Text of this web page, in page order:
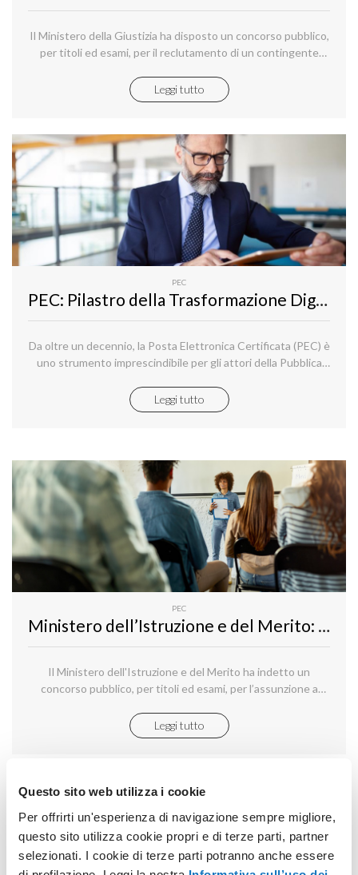
Questo sito web utilizza i cookie
Per offrirti un'esperienza di navigazione sempre migliore,
questo sito utilizza cookie propri e di terze parti, partner
selezionati. I cookie di terze parti potranno anche essere
Il Ministero della Giustizia ha disposto un concorso pubblico,
per titoli ed esami, per il reclutamento di un contingente
non dirigenziale a tempo indeterminato, da inquadrare nei
ruoli del Ministero della Giustizia, di cui n. 100 (cento)
Assistenti, secondo specifica ripartizione.
Leggi tutto
PEC
PEC: Pilastro della Trasformazione Digitale Aziendale
Da oltre un decennio, la Posta Elettronica Certificata (PEC) è
uno strumento imprescindibile per gli attori della Pubblica
autonomo e delle ditte individuali.
Leggi tutto
PEC
Ministero dell’Istruzione e del Merito: necessaria la PEC per iscriversi al concorso pubblico per l’assunzione a tempo indeterminato di n. 145 dirigenti tecnici di seconda fascia
Il Ministero dell'Istruzione e del Merito ha indetto un
concorso pubblico, per titoli ed esami, per l’assunzione a
fascia con funzioni ispettive, da inquadrare nel ruolo di cui
all’articolo 419 del Decreto Legislativo 16 aprile 1994, n. 297,
Leggi tutto